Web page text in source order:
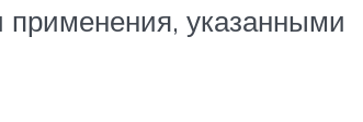
применения, указанными